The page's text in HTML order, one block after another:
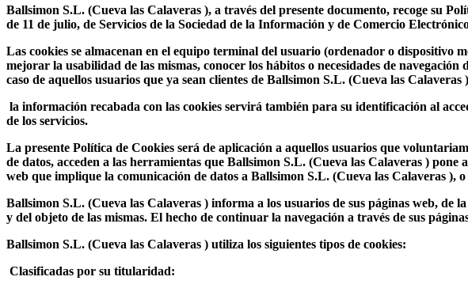
Ballsimon S.L. (Cueva las Calaveras ), a través del presente documento, recoge su
de 11 de julio, de Servicios de la Sociedad de la Información y de Comercio
Las cookies se almacenan en el equipo terminal del usuario (ordenador o
mejorar la usabilidad de las mismas, conocer los hábitos o necesidades de
caso de aquellos usuarios que ya sean clientes de Ballsimon S.L. (Cueva las Calaveras
la información recabada con las cookies servirá también para su identificación al
de los servicios.
La presente Política de Cookies será de aplicación a aquellos usuarios que
de datos, acceden a las herramientas que Ballsimon S.L. (Cueva las Calaveras )
web que implique la comunicación de datos a Ballsimon S.L. (Cueva las Calaveras ),
Ballsimon S.L. (Cueva las Calaveras ) informa a los usuarios de sus páginas web, de
y del objeto de las mismas. El hecho de continuar la navegación a través de sus
Ballsimon S.L. (Cueva las Calaveras ) utiliza los siguientes tipos de cookies:
Clasificadas por su titularidad: